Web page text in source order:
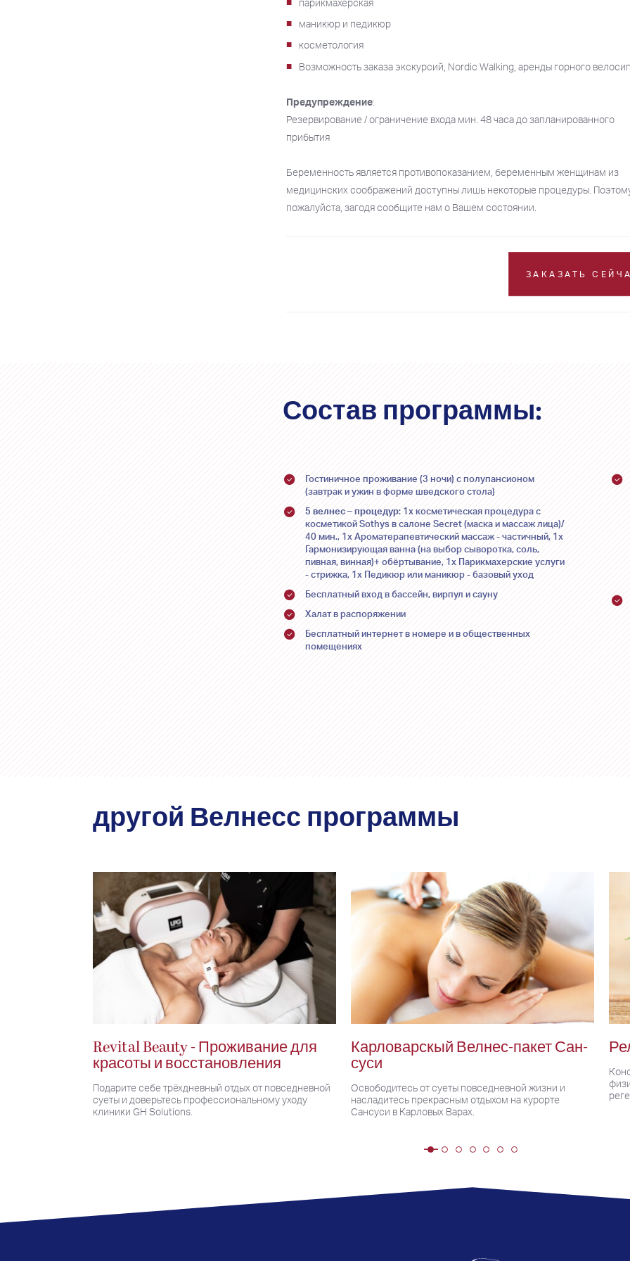
маникюр и педикюр
косметология
Возможность заказа экскурсий, Nordic Walking, аренды горного
Предупреждение:
Резервирование / ограничение входа мин. 48 часа до запланированного
прибытия
Беременность является противопоказанием, беременным женщинам из
медицинских соображений доступны лишь некоторые процедуры.
пожалуйста, загодя сообщите нам о Вашем состоянии.
ЗАКАЗАТЬ
Состав программы:
Гостиничное проживание (3 ночи) с полупансионом
(завтрак и ужин в форме шведского стола)
5 велнес – процедур: 1x косметическая процедура с
косметикой Sothys в салоне Secret (маска и массаж лица)/
40 мин., 1x Ароматерапевтический массаж - частичный, 1x
Гармонизирующая ванна (на выбор сыворотка, соль,
пивная, винная)+ обёртывание, 1x Парикмахерские услуги
- стрижка, 1x Педикюр или маникюр - базовый уход
Бесплатный вход в бассейн, вирпул и сауну
Халат в распоряжении
Бесплатный интернет в номере и в общественных
помещениях
другой Велнесс программы
Revital Beauty - Проживание для
красоты и восстановления
Подарите себе трёхдневный отдых от повседневной
суеты и доверьтесь профессиональному уходу
клиники GH Solutions.
Карловарскый Велнес-пакет Сан-
суси
Освободитесь от суеты повседневной жизни и
насладитесь прекрасным отдыхом на курорте
Сансуси в Карловых Варах.